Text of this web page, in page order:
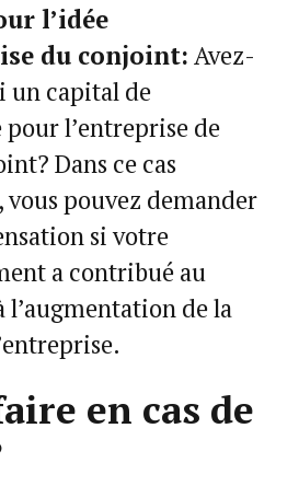
l’idée
du conjoint: Avez-
un capital de
l’entreprise de
Dans ce cas
vous pouvez demander
si votre
a contribué au
l’augmentation de la
en cas de